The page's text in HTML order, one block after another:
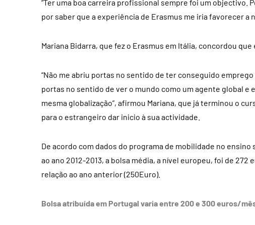
“Ter uma boa carreira profissional sempre foi um objectivo.
por saber que a experiência de Erasmus me iria favorecer a
Mariana Bidarra, que fez o Erasmus em Itália, concordou
“Não me abriu portas no sentido de ter conseguido
portas no sentido de ver o mundo como um agente global
mesma globalização”, afirmou Mariana, que já terminou o
para o estrangeiro dar inicio à sua actividade.
De acordo com dados do programa de mobilidade no
ao ano 2012-2013, a bolsa média, a nível europeu, foi de
relação ao ano anterior (250Euro).
Bolsa atribuída em Portugal varia entre 200 e 300 euros/